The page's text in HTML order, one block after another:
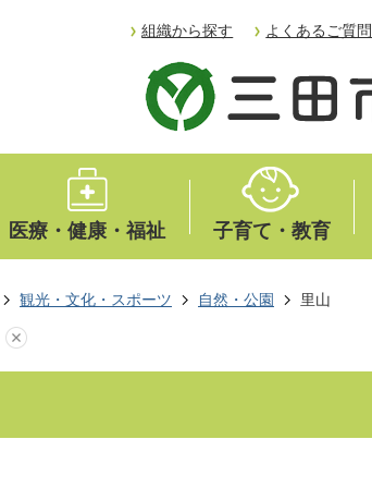
組織から探す よくあるご質問
医療・健康・福祉 子育て・教育
観光・文化・スポーツ 自然・公園 里山